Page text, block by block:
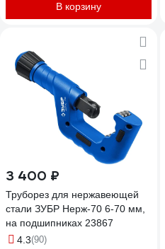
В корзину
3 400 ₽
Труборез для нержавеющей
стали ЗУБР Нерж-70 6-70 мм,
на подшипниках 23867
4.3(90)